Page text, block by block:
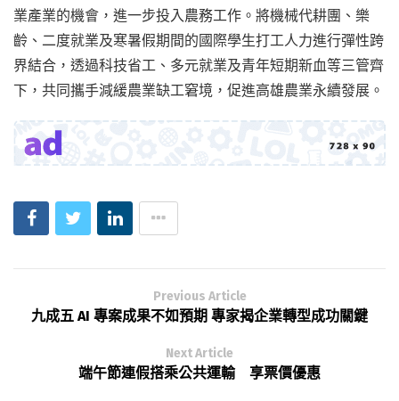
業產業的機會，進一步投入農務工作。將機械代耕團、樂
齡、二度就業及寒暑假期間的國際學生打工人力進行彈性跨
界結合，透過科技省工、多元就業及青年短期新血等三管齊
下，共同攜手減緩農業缺工窘境，促進高雄農業永續發展。
Previous Article
九成五 AI 專案成果不如預期 專家揭企業轉型成功關鍵
Next Article
端午節連假搭乘公共運輸 享票價優惠